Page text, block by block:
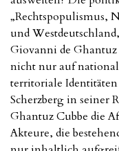
„Rechtspopulismus,
und
Giovanni de Ghantuz
nicht nur auf
territoriale
Scherzberg in seiner
Ghantuz Cubbe die
Akteure, die